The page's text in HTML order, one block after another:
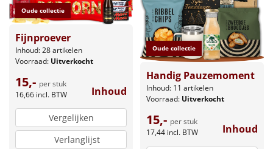
Oude collectie
Fijnproever
Inhoud: 28 artikelen
Voorraad: Uitverkocht
15,- per stuk
16,66 incl. BTW Inhoud
Vergelijken
Verlanglijst
Oude collectie
Handig Pauzemoment
Inhoud: 11 artikelen
Voorraad: Uitverkocht
15,- per stuk
17,44 incl. BTW Inhoud